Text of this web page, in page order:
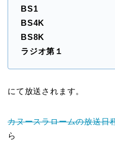
BS1
BS4K
BS8K
ラジオ第１
にて放送されます。
カヌースラロームの放送日
ら